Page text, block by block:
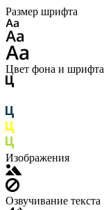
Размер шрифта
Цвет фона и шрифта
Изображения
Озвучивание текста